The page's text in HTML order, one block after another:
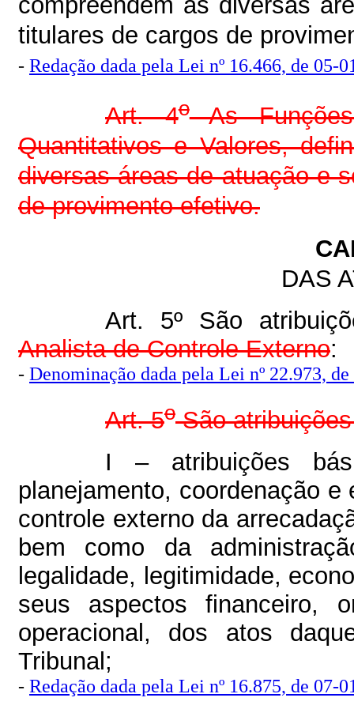
titulares de cargos de
- Redação dada pela Lei nº 16.466, de 05-
Art. 4oAs Funções
Quantitativos e Valores,
diversas áreas de atuação e
de provimento efetivo.
DAS
Art. 5º São
Analista de Controle Externo:
- Denominação dada pela Lei nº 22.973,
Art. 5oSão
I – atribuições
planejamento, coordenação
controle externo da
bem como da
legalidade, legitimidade,
seus aspectos financeiro,
operacional, dos atos
Tribunal;
- Redação dada pela Lei nº 16.875, de 07-